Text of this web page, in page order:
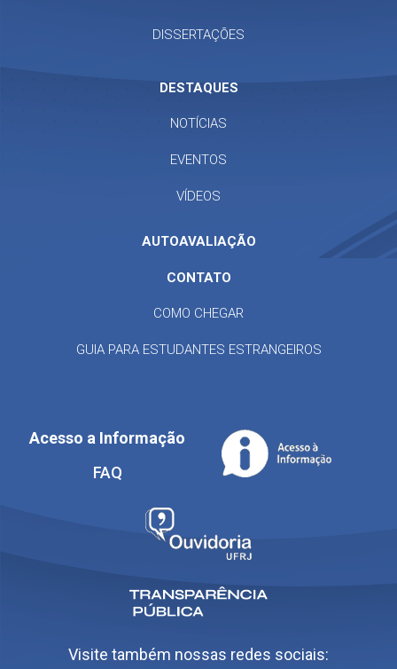
DISSERTAÇÕES
DESTAQUES
NOTÍCIAS
EVENTOS
VÍDEOS
AUTOAVALIAÇÃO
CONTATO
COMO CHEGAR
GUIA PARA ESTUDANTES ESTRANGEIROS
Acesso a Informação
FAQ
Visite também nossas redes sociais: